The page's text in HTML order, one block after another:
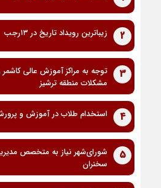
2 زیباترین رویداد تاریخ در ۱۳رجب
3
توجه به مراکز آموزش عالی
مشکلات منطقه ترشیز
4 استخدام طلاب در آموزش و
5
شورای‌شهر نیاز به متخصص
سخنران